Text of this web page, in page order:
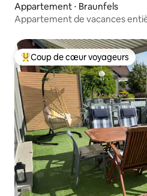
Appartement ⋅ Braunfels
Appartement de vacances
Coups de cœur voyageurs les
Coup de cœur voyageurs